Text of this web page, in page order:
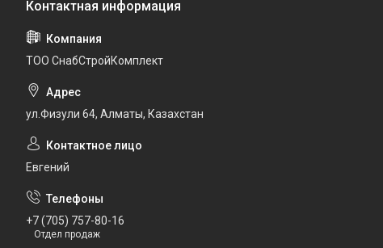
ТОО СнабСтройКомплект
ул.Физули 64, Алматы, Казахстан
Евгений
+7 (705) 757-80-16
Отдел продаж